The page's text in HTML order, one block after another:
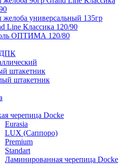
желоба универсальный 135гр
Line Классика 120/90
ОПТИМА 120/80
ДПК
штакетник
штакетник
черепица Docke
Eurasia
LUX (Саппоро)
Premium
Standart
Ламинированная черепица Docke